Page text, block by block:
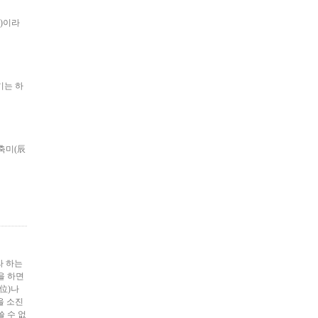
이라
는 하
미(辰
하는
하면
)나
소진
수 없